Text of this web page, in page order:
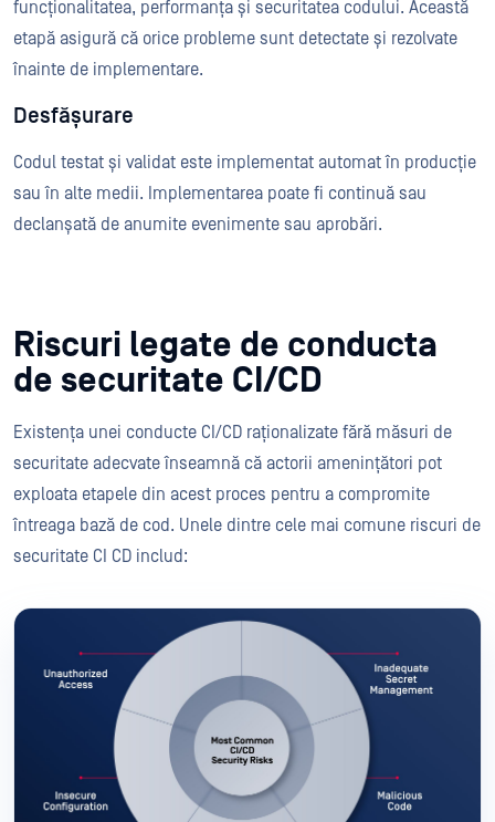
funcționalitatea, performanța și securitatea codului. Această
etapă asigură că orice probleme sunt detectate și rezolvate
înainte de implementare.
Desfășurare
Codul testat și validat este implementat automat în producție
sau în alte medii. Implementarea poate fi continuă sau
declanșată de anumite evenimente sau aprobări.
Riscuri legate de conducta
de securitate CI/CD
Existența unei conducte CI/CD raționalizate fără măsuri de
securitate adecvate înseamnă că actorii amenințători pot
exploata etapele din acest proces pentru a compromite
întreaga bază de cod. Unele dintre cele mai comune riscuri de
securitate CI CD includ: